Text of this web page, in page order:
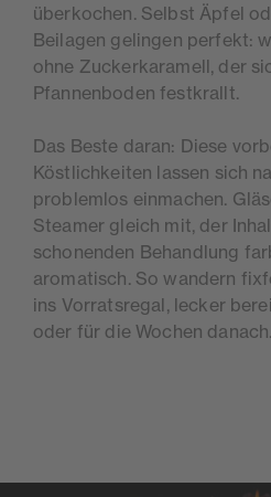
überkochen. Selbst Äpfel
Beilagen gelingen perfekt:
ohne Zuckerkaramell, der
Pfannenboden festkrallt.
Das Beste daran: Diese
Köstlichkeiten lassen sich
problemlos einmachen.
Steamer gleich mit, der
schonenden Behandlung
aromatisch. So wandern
ins Vorratsregal, lecker
oder für die Wochen danach.